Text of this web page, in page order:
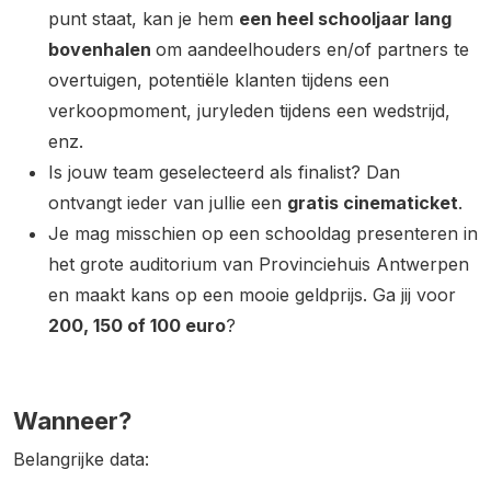
punt staat, kan je hem een heel schooljaar lang
bovenhalen om aandeelhouders en/of partners te
overtuigen, potentiële klanten tijdens een
verkoopmoment, juryleden tijdens een wedstrijd,
enz.
Is jouw team geselecteerd als finalist? Dan
ontvangt ieder van jullie een gratis cinematicket.
Je mag misschien op een schooldag presenteren in
het grote auditorium van Provinciehuis Antwerpen
en maakt kans op een mooie geldprijs. Ga jij voor
200, 150 of 100 euro?
Wanneer?
Belangrijke data: